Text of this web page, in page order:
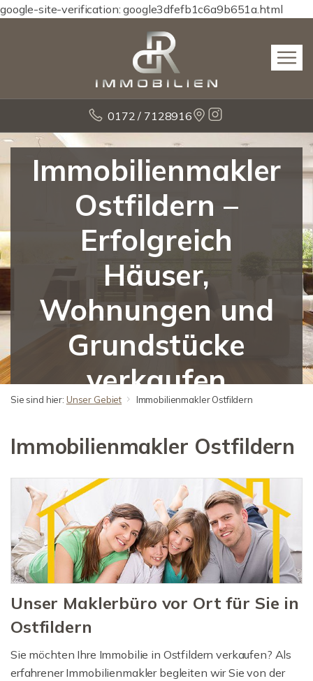
google-site-verification: google3dfefb1c6a9b651a.html
0172 / 7128916
Immobilienmakler
Ostfildern –
Erfolgreich
Häuser,
Wohnungen und
Grundstücke
verkaufen
Sie sind hier: Unser Gebiet Immobilienmakler Ostfildern
Immobilienmakler Ostfildern
Unser Maklerbüro vor Ort für Sie in
Ostfildern
Sie möchten Ihre Immobilie in Ostfildern verkaufen? Als
erfahrener Immobilienmakler begleiten wir Sie von der